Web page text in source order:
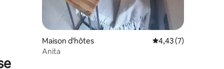
Maison d'hôtes Évaluation
4,43 (7)
Anita